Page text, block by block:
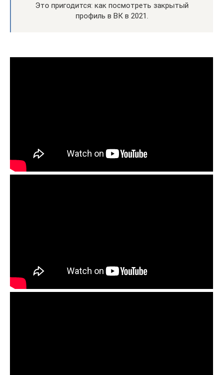
Это пригодится: как посмотреть закрытый
профиль в ВК в 2021.